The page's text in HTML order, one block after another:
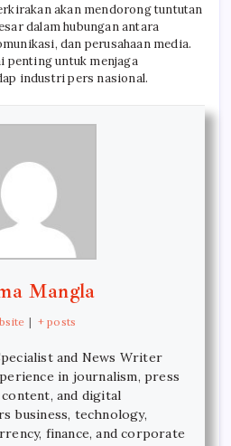
akan mendorong tuntutan
dalam hubungan antara
dan perusahaan media.
penting untuk menjaga
industri pers nasional.
Mangla
| + posts
and News Writer
in journalism, press
and digital
business, technology,
finance, and corporate